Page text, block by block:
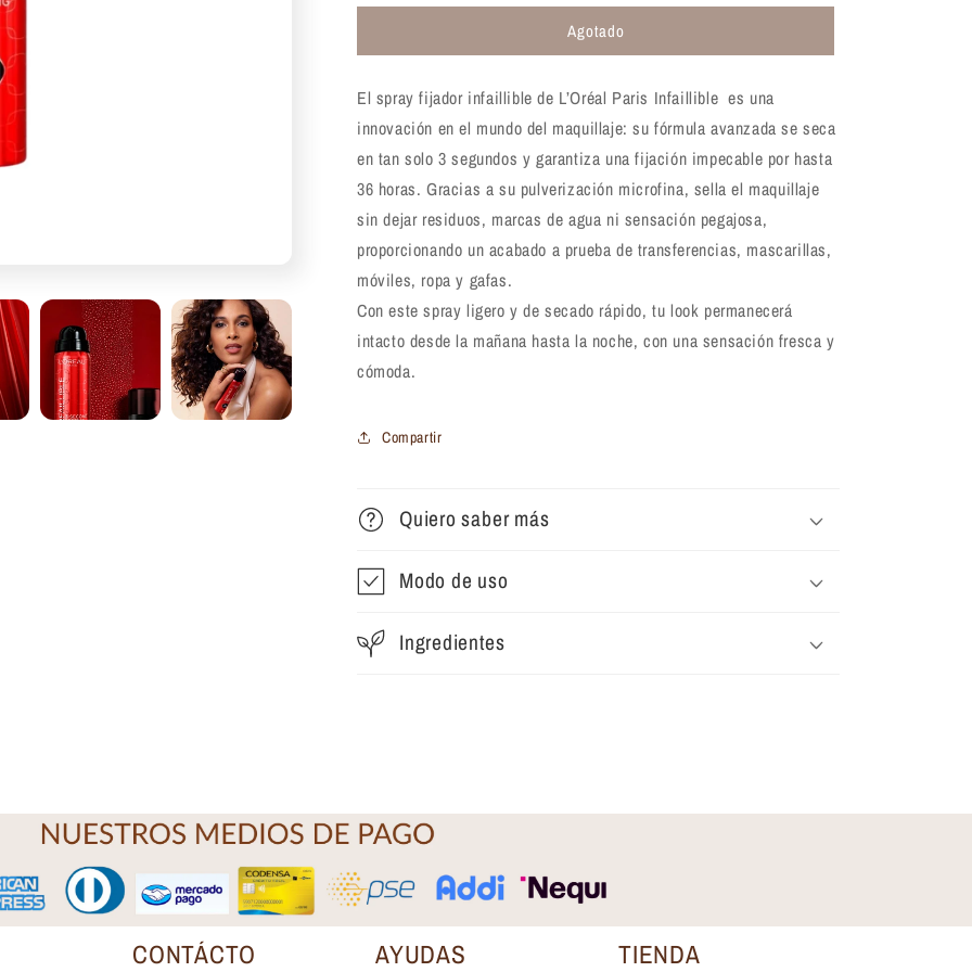
para
fijador
maquillaje
L’Oréal
50g
para
fijador
maquillaje
L’Oréal
50g
Agotado
El spray fijador infaillible de L’Oréal Paris Infaillible es una
innovación en el mundo del maquillaje: su fórmula avanzada se seca
en tan solo 3 segundos y garantiza una fijación impecable por hasta
36 horas. Gracias a su pulverización microfina, sella el maquillaje
sin dejar residuos, marcas de agua ni sensación pegajosa,
proporcionando un acabado a prueba de transferencias, mascarillas,
móviles, ropa y gafas.
Con este spray ligero y de secado rápido, tu look permanecerá
intacto desde la mañana hasta la noche, con una sensación fresca y
cómoda.
Compartir
Quiero saber más
Modo de uso
Ingredientes
CONTÁCTO AYUDAS TIENDA